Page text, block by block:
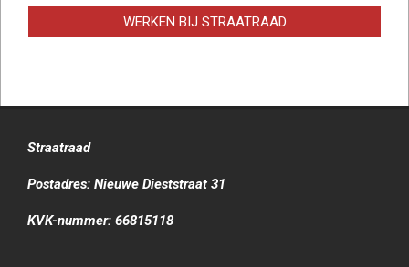
WERKEN BIJ STRAATRAAD
Straatraad
Postadres: Nieuwe Dieststraat 31
KVK-nummer: 66815118